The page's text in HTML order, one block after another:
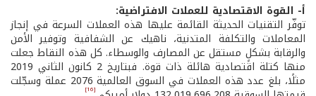
أ- القوة الاقتصادية للعملات الافتراضية:
توفّر التقنيات الحديثة القائمة عليها هذه العملات السرعة في إنجاز
المعاملات والتكلفة المتدنية، ناهيك عن الشفافية وتوفير الأمن
والرقابة بشكلٍ مستقل عن المصارف والوسطاء. كل هذه النقاط جعلت
منها كتلة اقتصادية هائلة ذات قوة. فبتاريخ 2 كانون الثاني 2019
مثلًا، بلغ عدد هذه العملات في السوق العالمية 2076 عملة وسجّلت [16]